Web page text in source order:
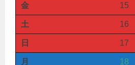
金 15
土 16
日 17
月 18